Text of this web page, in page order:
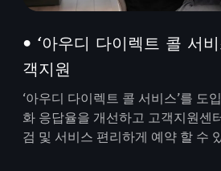
• ‘아우디 다이렉트 콜 서
객지원
‘아우디 다이렉트 콜 서비스’를 도
화 응답율을 개선하고 고객지원센
검 및 서비스 편리하게 예약 할 수